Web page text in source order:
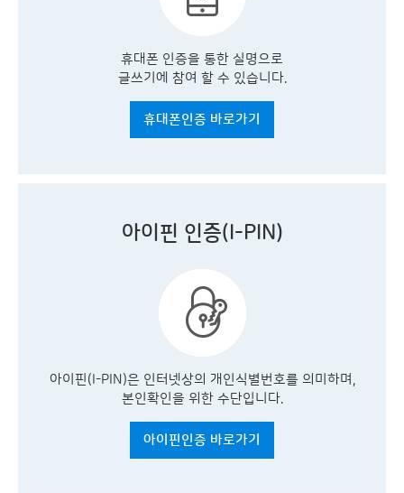
휴대폰 인증을 통한 실명으로
글쓰기에 참여 할 수 있습니다.
휴대폰인증 바로가기
아이핀 인증(I-PIN)
아이핀(I-PIN)은 인터넷상의 개인식별번호를 의미하며,
본인확인을 위한 수단입니다.
아이핀인증 바로가기